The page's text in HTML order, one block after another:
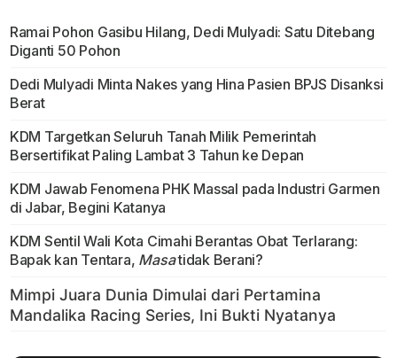
Ramai Pohon Gasibu Hilang, Dedi Mulyadi: Satu Ditebang
Diganti 50 Pohon
Dedi Mulyadi Minta Nakes yang Hina Pasien BPJS Disanksi
Berat
KDM Targetkan Seluruh Tanah Milik Pemerintah
Bersertifikat Paling Lambat 3 Tahun ke Depan
KDM Jawab Fenomena PHK Massal pada Industri Garmen
di Jabar, Begini Katanya
KDM Sentil Wali Kota Cimahi Berantas Obat Terlarang:
Bapak kan Tentara, Masatidak Berani?